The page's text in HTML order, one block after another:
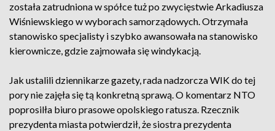
została zatrudniona w spółce tuż po zwycięstwie Arkadiusza
Wiśniewskiego w wyborach samorządowych. Otrzymała
stanowisko specjalisty i szybko awansowała na stanowisko
kierownicze, gdzie zajmowała się windykacją.
Jak ustalili dziennikarze gazety, rada nadzorcza WIK do tej
pory nie zajęła się tą konkretną sprawą. O komentarz NTO
poprosilła biuro prasowe opolskiego ratusza. Rzecznik
prezydenta miasta potwierdził, że siostra prezydenta